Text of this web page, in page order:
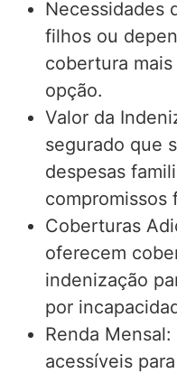
Necessidades
filhos ou
cobertura
opção.
Valor da
segurado que
despesas
compromissos
Coberturas
oferecem
indenização
por
Renda
acessíveis